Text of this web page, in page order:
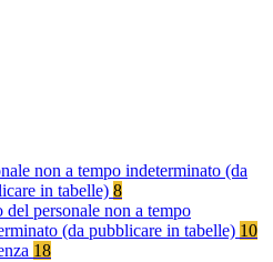
non a tempo indeterminato (da
in tabelle) 8
del personale non a tempo
(da pubblicare in tabelle) 10
18